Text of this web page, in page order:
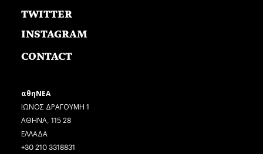
TWITTER
INSTAGRAM
CONTACT
αθηΝΕΑ
ΙΩΝΟΣ ΔΡΑΓΟΥΜΗ 1
ΑΘΗΝΑ, 115 28
ΕΛΛΑΔΑ
+30 210 3318831